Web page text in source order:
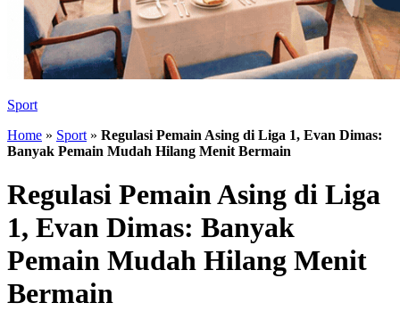
Sport
Home » Sport » Regulasi Pemain Asing di Liga 1, Evan Dimas:
Banyak Pemain Mudah Hilang Menit Bermain
Regulasi Pemain Asing di Liga
1, Evan Dimas: Banyak
Pemain Mudah Hilang Menit
Bermain